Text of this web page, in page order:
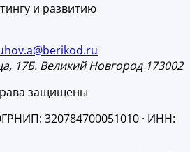
и развитию
17Б. Великий Новгород 173002
защищены
320784700051010 · ИНН: